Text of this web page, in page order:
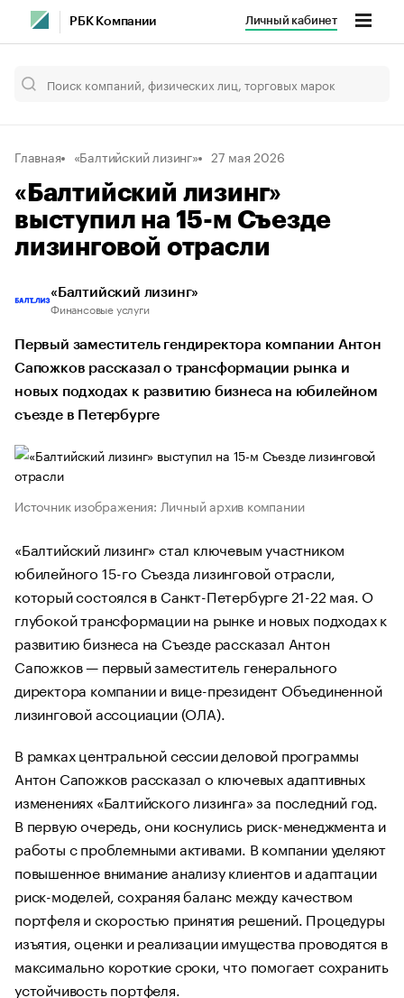
РБК Компании Личный кабинет
Главная «Балтийский лизинг» 27 мая 2026
«Балтийский лизинг»
выступил на 15-м Съезде
лизинговой отрасли
«Балтийский лизинг»
Финансовые услуги
Первый заместитель гендиректора компании Антон
Сапожков рассказал о трансформации рынка и
новых подходах к развитию бизнеса на юбилейном
съезде в Петербурге
Источник изображения: Личный архив компании
«Балтийский лизинг» стал ключевым участником
юбилейного 15-го Съезда лизинговой отрасли,
который состоялся в Санкт-Петербурге 21-22 мая. О
глубокой трансформации на рынке и новых подходах к
развитию бизнеса на Съезде рассказал Антон
Сапожков — первый заместитель генерального
директора компании и вице-президент Объединенной
лизинговой ассоциации (ОЛА).
В рамках центральной сессии деловой программы
Антон Сапожков рассказал о ключевых адаптивных
изменениях «Балтийского лизинга» за последний год.
В первую очередь, они коснулись риск-менеджмента и
работы с проблемными активами. В компании уделяют
повышенное внимание анализу клиентов и адаптации
риск-моделей, сохраняя баланс между качеством
портфеля и скоростью принятия решений. Процедуры
изъятия, оценки и реализации имущества проводятся в
максимально короткие сроки, что помогает сохранить
устойчивость портфеля.